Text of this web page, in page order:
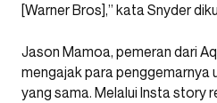
[Warner Bros],” kata Snyder
Jason Mamoa, pemeran dari
mengajak para penggemarnya
yang sama. Melalui Insta story